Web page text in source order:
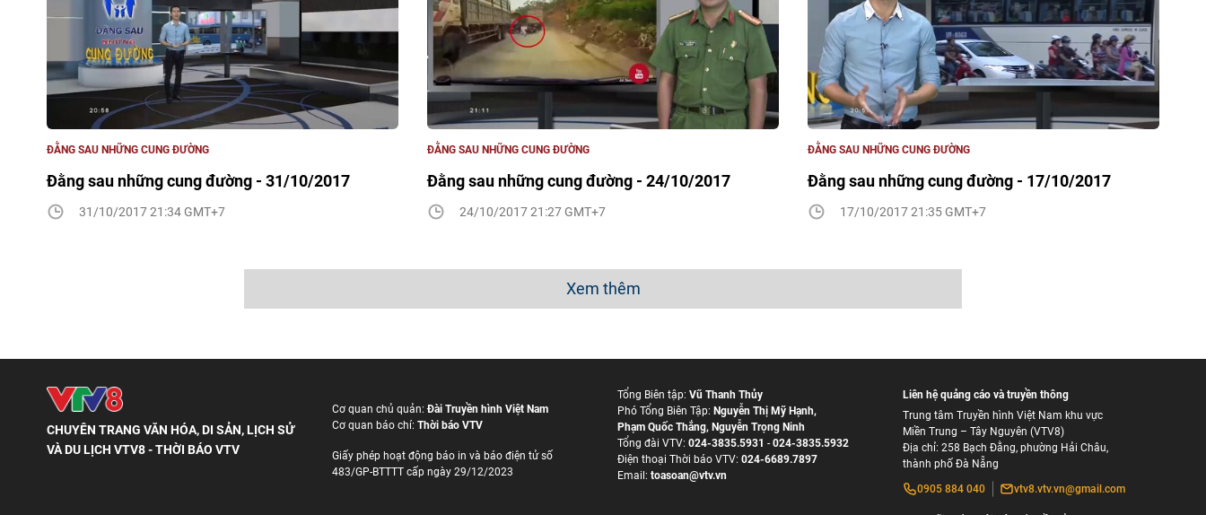
Đằng sau những cung đường - 31/10/2017
ĐẰNG SAU NHỮNG CUNG ĐƯỜNG
31/10/2017 21:34 GMT+7
Đằng sau những cung đường - 24/10/2017
ĐẰNG SAU NHỮNG CUNG ĐƯỜNG
24/10/2017 21:27 GMT+7
Đằng sau những cung đường - 17/10/2017
ĐẰNG SAU NHỮNG CUNG ĐƯỜNG
17/10/2017 21:35 GMT+7
Xem thêm
CHUYÊN TRANG VĂN HÓA, DI SẢN, LỊCH SỬ
VÀ DU LỊCH VTV8 - THỜI BÁO VTV
Cơ quan chủ quản:Đài Truyền hình Việt Nam
Cơ quan báo chí: Thời báo VTV
Giấy phép hoạt động báo in và báo điện tử số
483/GP-BTTTT cấp ngày 29/12/2023
Tổng Biên tập: Vũ Thanh Thủy
Phó Tổng Biên Tập: Nguyễn Thị Mỹ Hạnh,
Phạm Quốc Thắng, Nguyễn Trọng Ninh
Tổng đài VTV: 024-3835.5931 - 024-3835.5932
Ðiện thoại Thời báo VTV: 024-6689.7897
Email: toasoan@vtv.vn
Liên hệ quảng cáo và truyền thông
Trung tâm Truyền hình Việt Nam khu vực
Miền Trung – Tây Nguyên (VTV8)
Địa chỉ: 258 Bạch Đằng, phường Hải Châu,
thành phố Đà Nẵng
0905 884 040
vtv8.vtv.vn@gmail.com